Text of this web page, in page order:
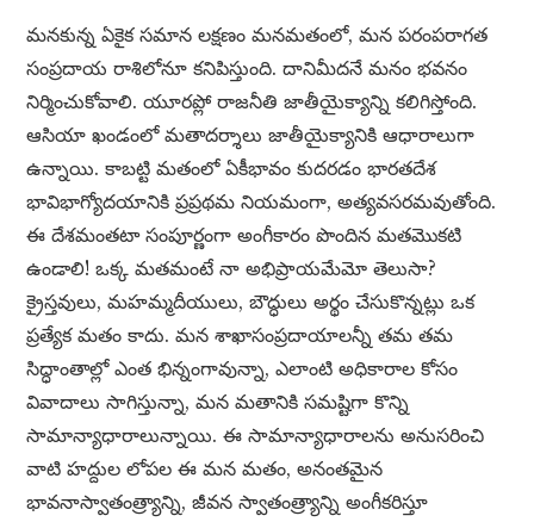
మనకున్న ఏకైక సమాన లక్షణం మనమతంలో, మన పరంపరాగత
సంప్రదాయ రాశిలోనూ కనిపిస్తుంది. దానిమీదనే మనం భవనం
నిర్మించుకోవాలి. యూరప్లో రాజనీతి జాతీయైక్యాన్ని కలిగిస్తోంది.
ఆసియా ఖండంలో మతాదర్శాలు జాతీయైక్యానికి ఆధారాలుగా
ఉన్నాయి. కాబట్టి మతంలో ఏకీభావం కుదరడం భారతదేశ
భావిభాగ్యోదయానికి ప్రప్రథమ నియమంగా, అత్యవసరమవుతోంది.
ఈ దేశమంతటా సంపూర్ణంగా అంగీకారం పొందిన మతమొకటి
ఉండాలి! ఒక్క మతమంటే నా అభిప్రాయమేమో తెలుసా?
క్రైస్తవులు, మహమ్మదీయులు, బౌద్ధులు అర్థం చేసుకొన్నట్లు ఒక
ప్రత్యేక మతం కాదు. మన శాఖాసంప్రదాయాలన్నీ తమ తమ
సిద్ధాంతాల్లో ఎంత భిన్నంగావున్నా, ఎలాంటి అధికారాల కోసం
వివాదాలు సాగిస్తున్నా, మన మతానికి సమష్టిగా కొన్ని
సామాన్యాధారాలున్నాయి. ఈ సామాన్యాధారాలను అనుసరించి
వాటి హద్దుల లోపల ఈ మన మతం, అనంతమైన
భావనాస్వాతంత్ర్యాన్ని, జీవన స్వాతంత్ర్యాన్ని అంగీకరిస్తూ